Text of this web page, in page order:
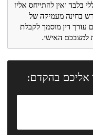
בלבד ואין להתייחס אליו
בחינה מעמיקה של
עורך דין מוסמך לקבלת
למצבכם האישי.
אליכם בהקדם: